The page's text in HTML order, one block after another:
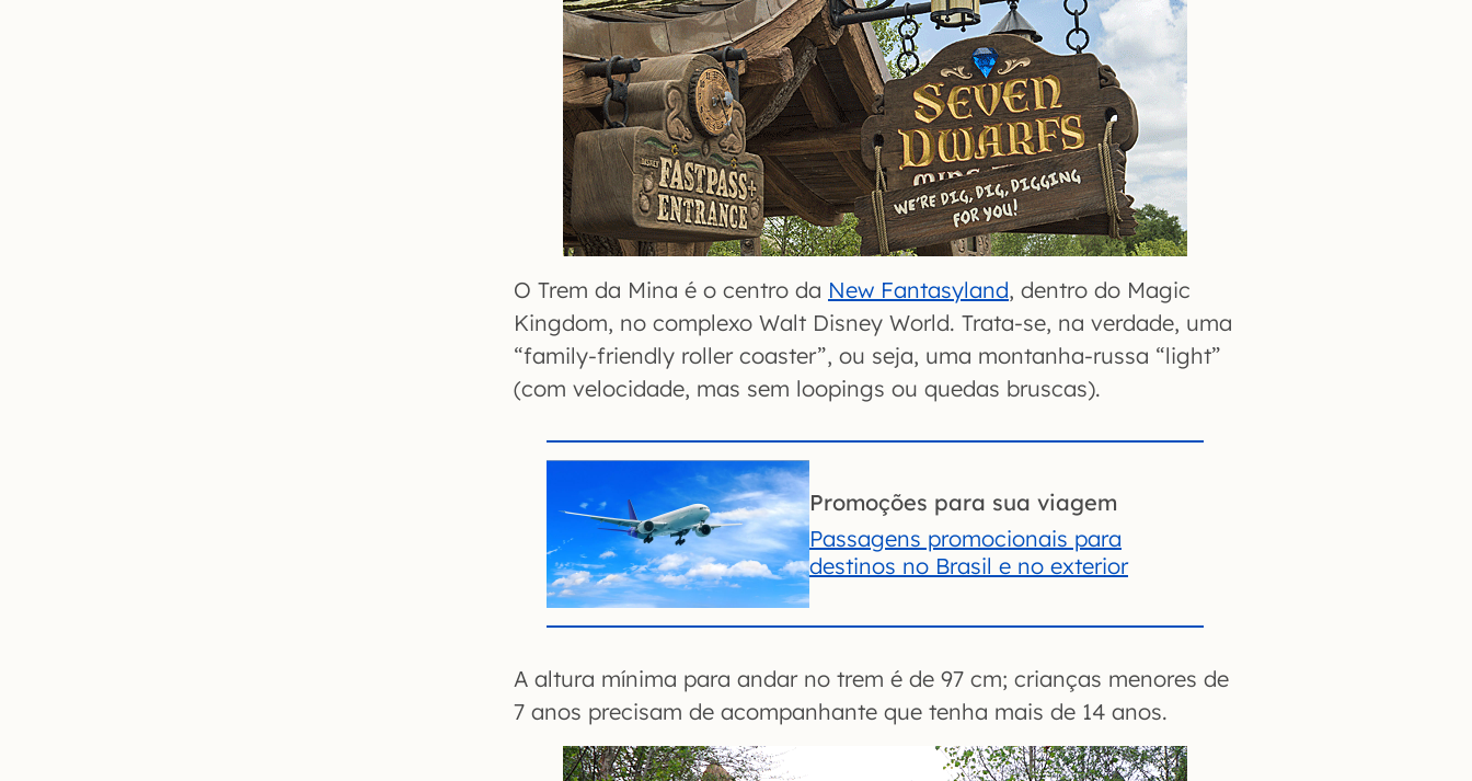
O Trem da Mina é o centro da New Fantasyland, dentro do Magic
Kingdom, no complexo Walt Disney World. Trata-se, na verdade, uma
“family-friendly roller coaster”, ou seja, uma montanha-russa “light”
(com velocidade, mas sem loopings ou quedas bruscas).
Promoções para sua viagem
Passagens promocionais para
destinos no Brasil e no exterior
A altura mínima para andar no trem é de 97 cm; crianças menores de
7 anos precisam de acompanhante que tenha mais de 14 anos.